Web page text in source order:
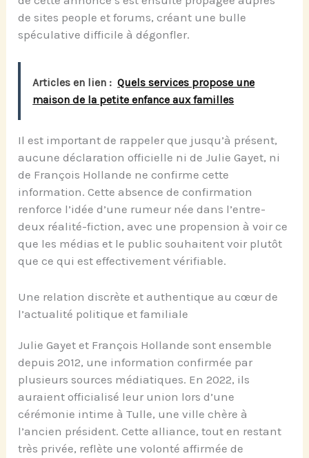
de sites people et forums, créant une bulle
spéculative difficile à dégonfler.
Articles en lien : Quels services propose une
maison de la petite enfance aux familles
Il est important de rappeler que jusqu’à présent,
aucune déclaration officielle ni de Julie Gayet, ni
de François Hollande ne confirme cette
information. Cette absence de confirmation
renforce l’idée d’une rumeur née dans l’entre-
deux réalité-fiction, avec une propension à voir ce
que les médias et le public souhaitent voir plutôt
que ce qui est effectivement vérifiable.
Une relation discrète et authentique au cœur de
l’actualité politique et familiale
Julie Gayet et François Hollande sont ensemble
depuis 2012, une information confirmée par
plusieurs sources médiatiques. En 2022, ils
auraient officialisé leur union lors d’une
cérémonie intime à Tulle, une ville chère à
l’ancien président. Cette alliance, tout en restant
très privée, reflète une volonté affirmée de